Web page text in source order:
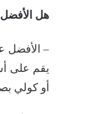
هل الأفضل
– الأفضل
يقم على
أو كولي